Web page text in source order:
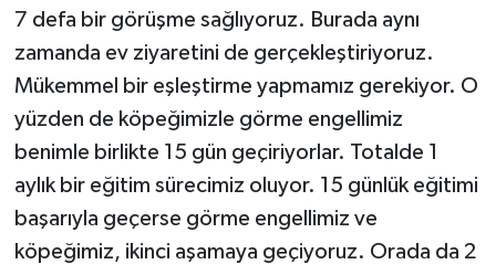
7 defa bir görüşme sağlıyoruz. Burada aynı
zamanda ev ziyaretini de gerçekleştiriyoruz.
Mükemmel bir eşleştirme yapmamız gerekiyor. O
yüzden de köpeğimizle görme engellimiz
benimle birlikte 15 gün geçiriyorlar. Totalde 1
aylık bir eğitim sürecimiz oluyor. 15 günlük eğitimi
başarıyla geçerse görme engellimiz ve
köpeğimiz, ikinci aşamaya geçiyoruz. Orada da 2